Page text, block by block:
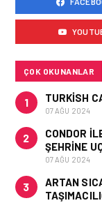
ÇOK OKUNANLAR
1 TURKISH
07 AĞU 2024
2
CONDOR
ŞEHRINE
07 AĞU 2024
3
ARTAN